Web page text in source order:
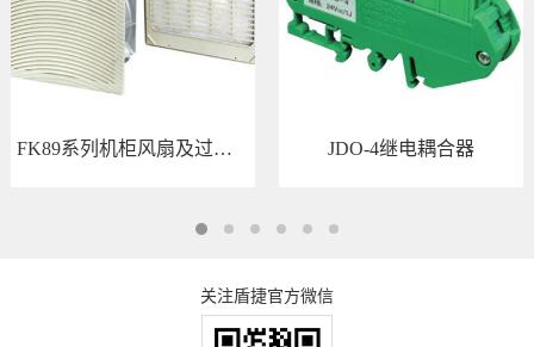
FK89系列机柜风扇及过滤器 FK8926 JDO-4继电耦合器
关注盾捷官方微信